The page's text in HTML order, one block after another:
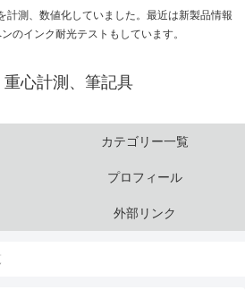
計測、数値化していました。最近は新製品情報
のインク耐光テストもしています。
重心計測、筆記具
カテゴリー一覧
プロフィール
外部リンク